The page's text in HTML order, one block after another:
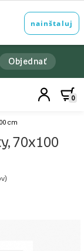
Objednať
0
cm
70x100
)